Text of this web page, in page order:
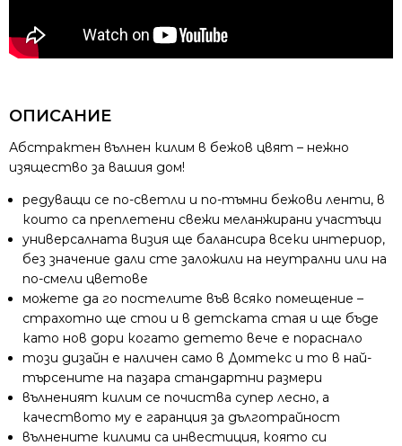
ОПИСАНИЕ
Абстрактен вълнен килим в бежов цвят – нежно
изящество за вашия дом!
редуващи се по-светли и по-тъмни бежови ленти, в
които са преплетени свежи меланжирани участъци
универсалната визия ще балансира всеки интериор,
без значение дали сте заложили на неутрални или на
по-смели цветове
можете да го постелите във всяко помещение –
страхотно ще стои и в детската стая и ще бъде
като нов дори когато детето вече е пораснало
този дизайн е наличен само в Домтекс и то в най-
търсените на пазара стандартни размери
вълненият килим се почиства супер лесно, а
качеството му е гаранция за дълготрайност
вълнените килими са инвестиция, която си